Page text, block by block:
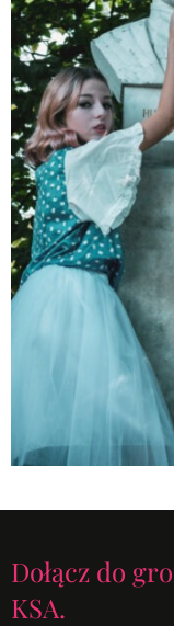
Dołącz do
KSA.